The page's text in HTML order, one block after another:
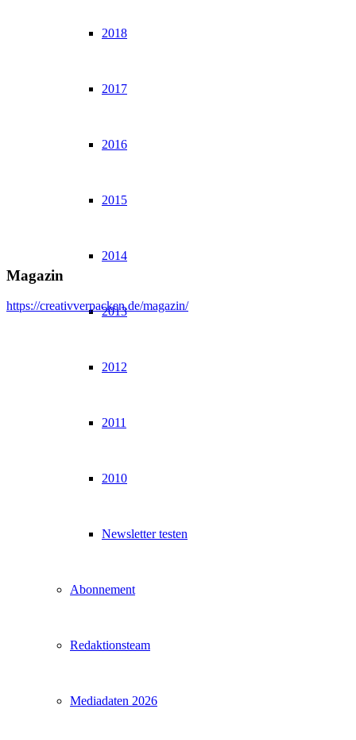
2018
2017
2016
2015
2014
2013
2012
2011
2010
Newsletter testen
Abonnement
Redaktionsteam
Mediadaten 2026
Magazin
https://creativverpacken.de/magazin/